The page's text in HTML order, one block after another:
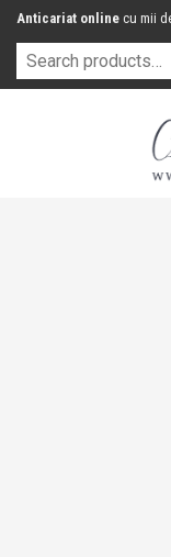
Anticariat online cu mii